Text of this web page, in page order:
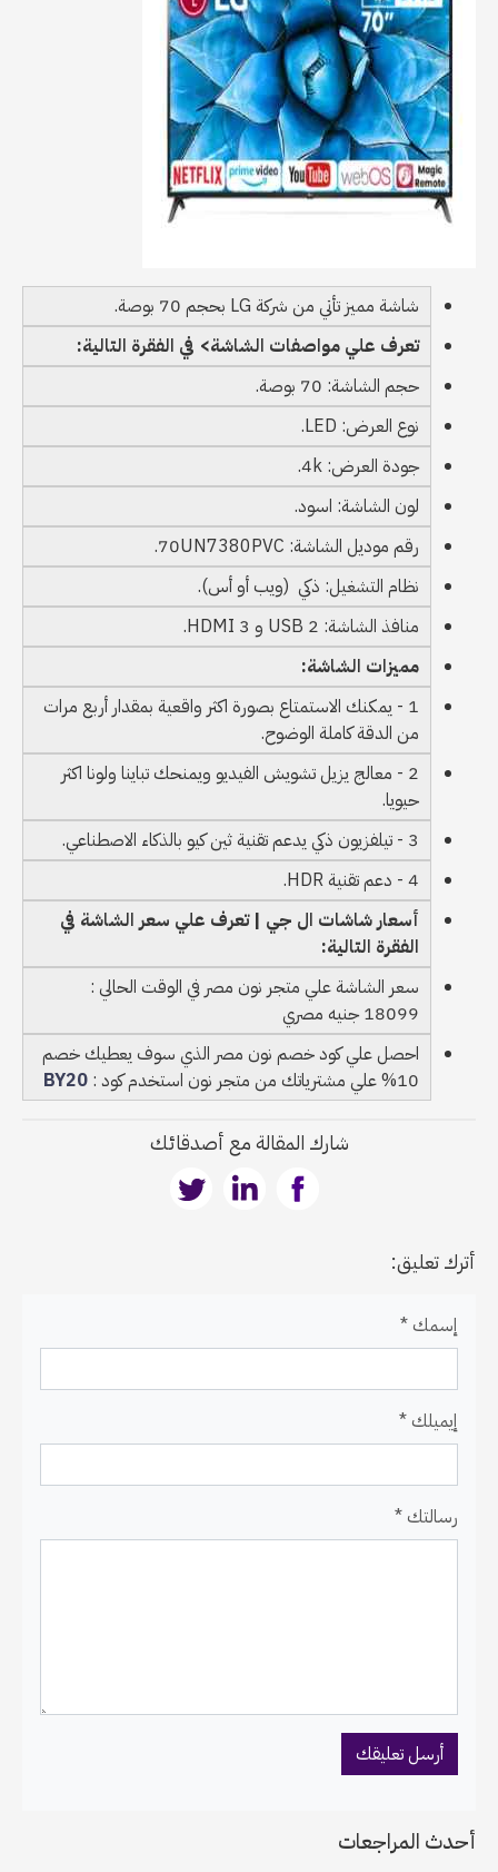
شاشة مميز تأتي من شركة LG بحجم 70 بوصة.
تعرف علي مواصفات الشاشة> في الفقرة التالية:
حجم الشاشة: 70 بوصة.
نوع العرض: LED.
جودة العرض: 4k.
لون الشاشة: اسود.
رقم موديل الشاشة: 70UN7380PVC.
نظام التشغيل: ذكي (ويب أو أس).
منافذ الشاشة: 2 USB و 3 HDMI.
مميزات الشاشة:
1 - يمكنك الاستمتاع بصورة اكثر واقعية بمقدار أربع مرات
من الدقة كاملة الوضوح.
2 - معالج يزيل تشويش الفيديو ويمنحك تباينا ولونا اكثر
حيويا.
3 - تيلفزيون ذكي يدعم تقنية ثين كيو بالذكاء الاصطناعي.
4 - دعم تقنية HDR.
أسعار شاشات ال جي | تعرف علي سعر الشاشة في
الفقرة التالية:
سعر الشاشة علي متجر نون مصر في الوقت الحالي :
18099 جنيه مصري
احصل علي كود خصم نون مصر الذي سوف يعطيك خصم
10% علي مشترياتك من متجر نون استخدم كود :
BY20
شارك المقالة مع أصدقائك
أترك تعليق:
إسمك *
إيميلك *
رسالتك *
أحدث المراجعات